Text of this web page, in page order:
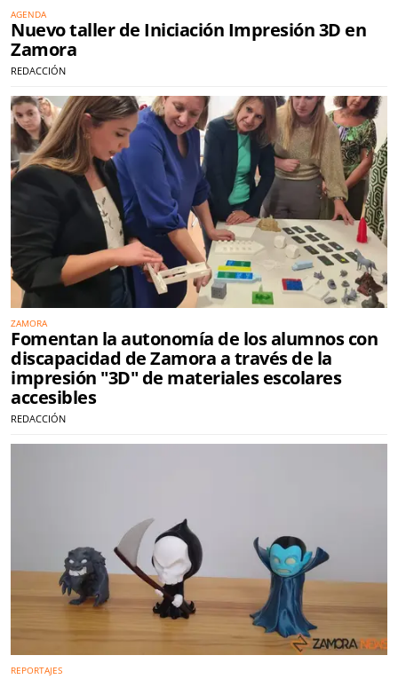
AGENDA
Nuevo taller de Iniciación Impresión 3D en
Zamora
REDACCIÓN
ZAMORA
Fomentan la autonomía de los alumnos con
discapacidad de Zamora a través de la
impresión "3D" de materiales escolares
accesibles
REDACCIÓN
REPORTAJES